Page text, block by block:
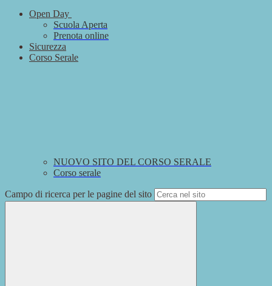
Open Day
Scuola Aperta
Prenota online
Sicurezza
Corso Serale
NUOVO SITO DEL CORSO SERALE
Corso serale
Campo di ricerca per le pagine del sito